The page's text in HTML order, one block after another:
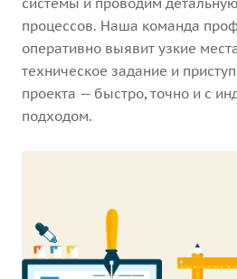
процессов. Наша команда
оперативно выявит узкие
техническое задание и
проекта — быстро, точно и с
подходом.